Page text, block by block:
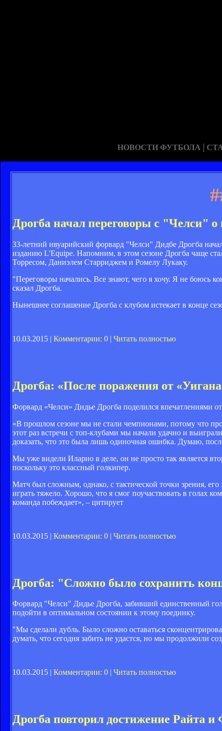
НОВОСТИ ФУТБОЛА |
Дрогба начал переговоры с "Челси" о
33-летний ивуарийский форвард "Челси" Дидбе Дрогба
изданию L'Equipe. Напомним, в этом сезоне Дрогба чаще
Торресом, Даниэлем Старриджем и Ромелу Лукаку.
"Переговоры начались. Все знают, чего я хочу. Я не боюсь
сказал Дрогба.
Нынешнее соглашение Дрогба с клубом истекает в конце
10.03.2015 | Комментарии: 0 | Читать полностью
Дрогба: «После поражения от
Форвард «Челси» Дидье Дрогба поделился впечатлениями
«В прошлом сезоне мы не стали чемпионами, потому что
этот раз встречи с топ-клубами мы начали удачно и
доказать, что это была лишь одиночная ошибка. Думаю,
Мы уже видели Иларио в деле, он не просто так является
поскольку это классный голкипер.
Матч был сложным, однако, с тактической точки зрения,
играть тяжело. Хорошо, что я смог поучаствовать в голах
команда побеждает», – цитирует
10.03.2015 | Комментарии: 0 | Читать полностью
Дрогба: "Сложно было сохранить
Форвард "Челси" Дидье Дрогба, забивший единственный
подойти в оптимальном состоянии к этому поединку.
"Мы сделали дубль. Было сложно оставаться
думать, что сегодня забить не удастся, но мы продолжили
10.03.2015 | Комментарии: 0 | Читать полностью
Дрогба повторил достижение Райта и